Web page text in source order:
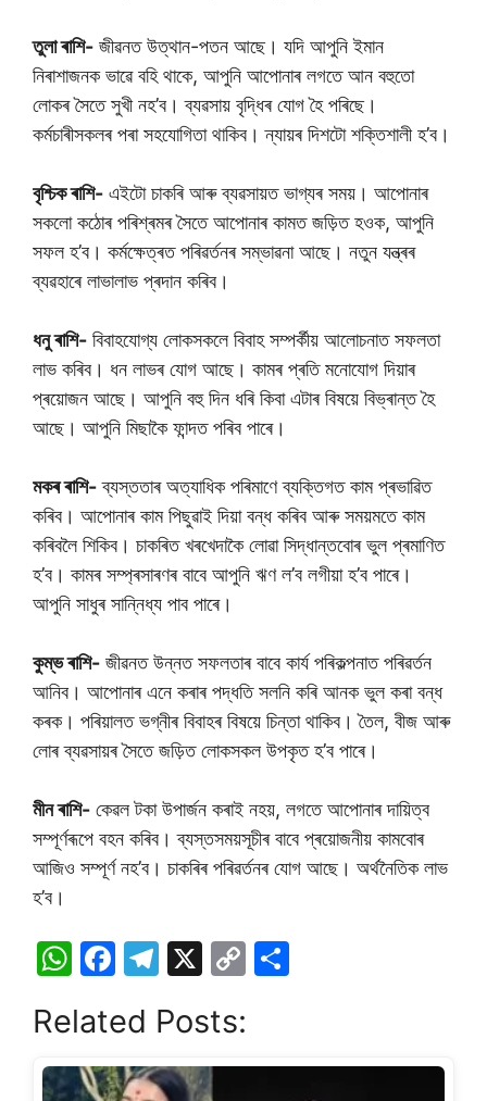
তুলা ৰাশি- জীৱনত উত্থান-পতন আছে। যদি আপুনি ইমান
নিৰাশাজনক ভাৱে বহি থাকে, আপুনি আপোনাৰ লগতে আন বহুতো
লোকৰ সৈতে সুখী নহ’ব। ব্যৱসায় বৃদ্ধিৰ যোগ হৈ পৰিছে।
কৰ্মচাৰীসকলৰ পৰা সহযোগিতা থাকিব। ন্যায়ৰ দিশটো শক্তিশালী হ’ব।
বৃশ্চিক ৰাশি- এইটো চাকৰি আৰু ব্যৱসায়ত ভাগ্যৰ সময়। আপোনাৰ
সকলো কঠোৰ পৰিশ্ৰমৰ সৈতে আপোনাৰ কামত জড়িত হওক, আপুনি
সফল হ’ব। কৰ্মক্ষেত্ৰত পৰিৱৰ্তনৰ সম্ভাৱনা আছে। নতুন যন্ত্ৰৰ
ব্যৱহাৰে লাভালাভ প্ৰদান কৰিব।
ধনু ৰাশি- বিবাহযোগ্য লোকসকলে বিবাহ সম্পৰ্কীয় আলোচনাত সফলতা
লাভ কৰিব। ধন লাভৰ যোগ আছে। কামৰ প্ৰতি মনোযোগ দিয়াৰ
প্ৰয়োজন আছে। আপুনি বহু দিন ধৰি কিবা এটাৰ বিষয়ে বিভ্ৰান্ত হৈ
আছে। আপুনি মিছাকৈ ফান্দত পৰিব পাৰে।
মকৰ ৰাশি-ব্যস্ততাৰ অত্যাধিক পৰিমাণে ব্যক্তিগত কাম প্ৰভাৱিত
কৰিব। আপোনাৰ কাম পিছুৱাই দিয়া বন্ধ কৰিব আৰু সময়মতে কাম
কৰিবলৈ শিকিব। চাকৰিত খৰখেদাকৈ লোৱা সিদ্ধান্তবোৰ ভুল প্ৰমাণিত
হ’ব। কামৰ সম্প্ৰসাৰণৰ বাবে আপুনি ঋণ ল’ব লগীয়া হ’ব পাৰে।
আপুনি সাধুৰ সান্নিধ্য পাব পাৰে।
কুম্ভ ৰাশি- জীৱনত উন্নত সফলতাৰ বাবে কাৰ্য পৰিকল্পনাত পৰিৱৰ্তন
আনিব। আপোনাৰ এনে কৰাৰ পদ্ধতি সলনি কৰি আনক ভুল কৰা বন্ধ
কৰক। পৰিয়ালত ভগ্নীৰ বিবাহৰ বিষয়ে চিন্তা থাকিব। তৈল, বীজ আৰু
লোৰ ব্যৱসায়ৰ সৈতে জড়িত লোকসকল উপকৃত হ’ব পাৰে।
মীন ৰাশি- কেৱল টকা উপাৰ্জন কৰাই নহয়, লগতে আপোনাৰ দায়িত্ব
সম্পূৰ্ণৰূপে বহন কৰিব। ব্যস্তসময়সূচীৰ বাবে প্ৰয়োজনীয় কামবোৰ
আজিও সম্পূৰ্ণ নহ’ব। চাকৰিৰ পৰিৱৰ্তনৰ যোগ আছে। অৰ্থনৈতিক লাভ
হ’ব।
W
at
s
F
c
e
T
e
gr
X
C
y e
Related Posts: